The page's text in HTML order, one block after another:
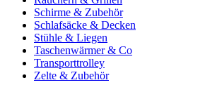
Schirme & Zubehör
Schlafsäcke & Decken
Stühle & Liegen
Taschenwärmer & Co
Transporttrolley
Zelte & Zubehör